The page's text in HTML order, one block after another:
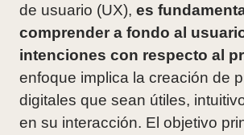
de usuario (UX), es
comprender a fondo al
intenciones con respecto al
enfoque implica la creación de
digitales que sean útiles,
en su interacción. El objetivo